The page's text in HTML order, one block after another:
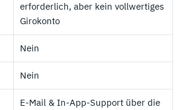
erforderlich, aber kein vollwertiges
Girokonto
Nein
Nein
E-Mail & In-App-Support über die